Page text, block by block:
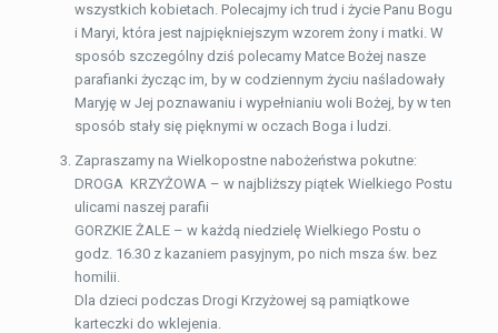
wszystkich kobietach. Polecajmy ich trud i życie Panu Bogu
i Maryi, która jest najpiękniejszym wzorem żony i matki. W
sposób szczególny dziś polecamy Matce Bożej nasze
parafianki życząc im, by w codziennym życiu naśladowały
Maryję w Jej poznawaniu i wypełnianiu woli Bożej, by w ten
sposób stały się pięknymi w oczach Boga i ludzi.
Zapraszamy na Wielkopostne nabożeństwa pokutne:
DROGA KRZYŻOWA – w najbliższy piątek Wielkiego Postu
ulicami naszej parafii
GORZKIE ŻALE – w każdą niedzielę Wielkiego Postu o
godz. 16.30 z kazaniem pasyjnym, po nich msza św. bez
homilii.
Dla dzieci podczas Drogi Krzyżowej są pamiątkowe
karteczki do wklejenia.